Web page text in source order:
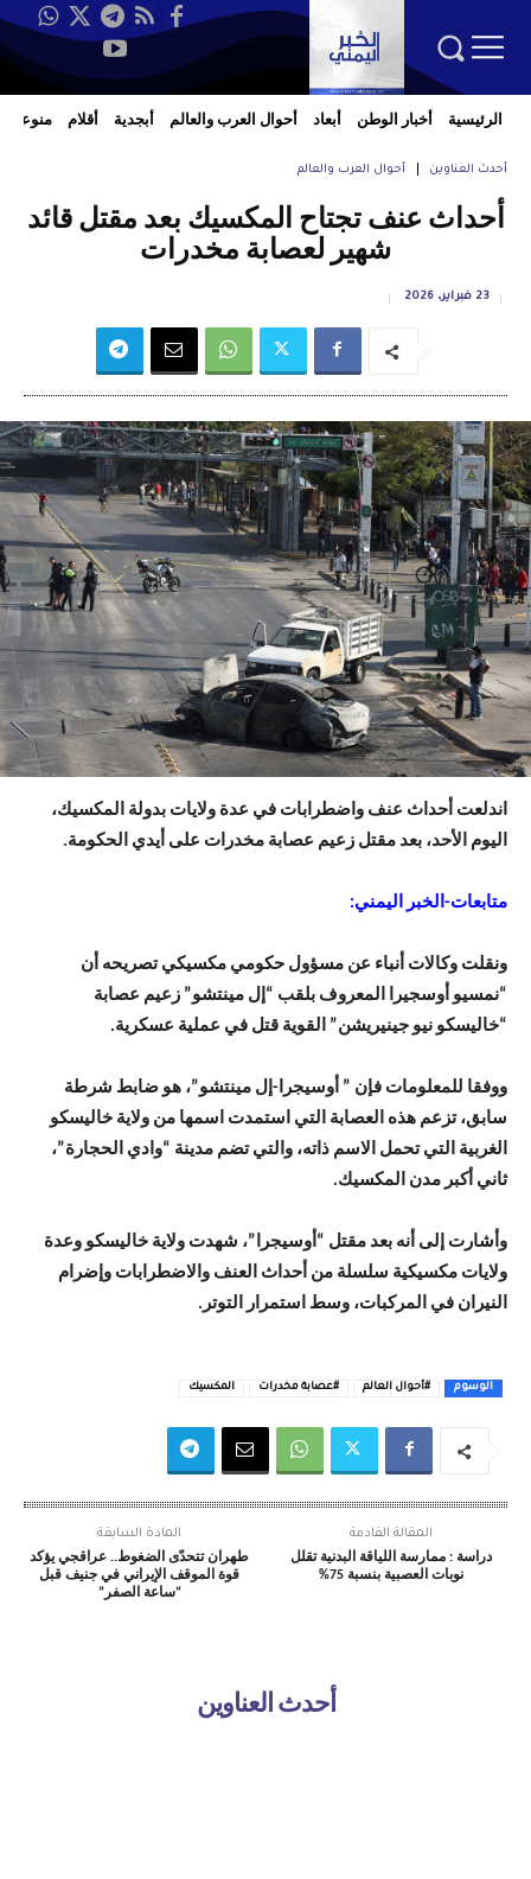
الرئيسية أخبار الوطن أبعاد أحوال العرب والعالم أبجدية أقلام منوعات
أحدث العناوين أحوال العرب والعالم
أحداث عنف تجتاح المكسيك بعد مقتل قائد
شهير لعصابة مخدرات
23 فبراير، 2026
اندلعت أحداث عنف واضطرابات في عدة ولايات بدولة المكسيك،
اليوم الأحد، بعد مقتل زعيم عصابة مخدرات على أيدي الحكومة.
متابعات-الخبر اليمني:
ونقلت وكالات أنباء عن مسؤول حكومي مكسيكي تصريحه أن
“نمسيو أوسجيرا المعروف بلقب “إل مينتشو” زعيم عصابة
“خاليسكو نيو ​جينيريشن” ‌القوية قتل في عملية ⁠عسكرية.
ووفقا للمعلومات فإن ” أوسيجرا-إل مينتشو”، هو ضابط شرطة
سابق، تزعم هذه العصابة التي استمدت اسمها من ولاية خاليسكو
الغربية التي تحمل الاسم ذاته، والتي تضم مدينة “وادي الحجارة”،
ثاني ‌أكبر مدن المكسيك.
وأشارت إلى أنه بعد مقتل “أوسيجرا”، شهدت ولاية خاليسكو وعدة
ولايات مكسيكية سلسلة من أحداث العنف والاضطرابات وإضرام
النيران في المركبات، وسط استمرار التوتر.
الوسوم #أحوال العالم #عصابة مخدرات المكسيك
المادة السابقة
طهران تتحدّى الضغوط.. عراقجي يؤكد
قوة الموقف الإيراني في جنيف قبل
“ساعة الصفر”
المقالة القادمة
دراسة : ممارسة اللياقة البدنية تقلل
نوبات العصبية بنسبة 75%
أحدث العناوين